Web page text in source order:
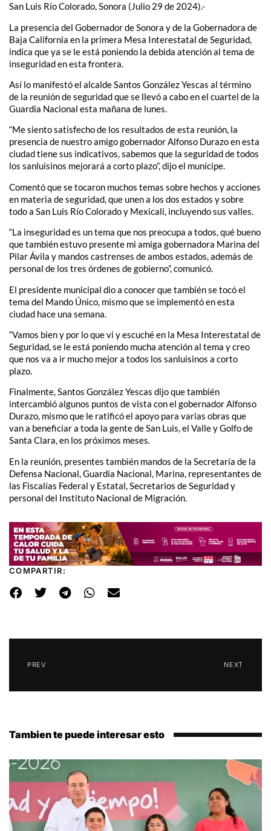
San Luis Río Colorado, Sonora (Julio 29 de 2024).-
La presencia del Gobernador de Sonora y de la Gobernadora de
Baja California en la primera Mesa Interestatal de Seguridad,
indica que ya se le está poniendo la debida atención al tema de
inseguridad en esta frontera.
Así lo manifestó el alcalde Santos González Yescas al término
de la reunión de seguridad que se llevó a cabo en el cuartel de la
Guardia Nacional esta mañana de lunes.
“Me siento satisfecho de los resultados de esta reunión, la
presencia de nuestro amigo gobernador Alfonso Durazo en esta
ciudad tiene sus indicativos, sabemos que la seguridad de todos
los sanluisinos mejorará a corto plazo”, dijo el munícipe.
Comentó que se tocaron muchos temas sobre hechos y acciones
en materia de seguridad, que unen a los dos estados y sobre
todo a San Luis Río Colorado y Mexicali, incluyendo sus valles.
“La inseguridad es un tema que nos preocupa a todos, qué bueno
que también estuvo presente mi amiga gobernadora Marina del
Pilar Ávila y mandos castrenses de ambos estados, además de
personal de los tres órdenes de gobierno”, comunicó.
El presidente municipal dio a conocer que también se tocó el
tema del Mando Único, mismo que se implementó en esta
ciudad hace una semana.
“Vamos bien y por lo que vi y escuché en la Mesa Interestatal de
Seguridad, se le está poniendo mucha atención al tema y creo
que nos va a ir mucho mejor a todos los sanluisinos a corto
plazo.
Finalmente, Santos González Yescas dijo que también
intercambió algunos puntos de vista con el gobernador Alfonso
Durazo, mismo que le ratificó el apoyo para varias obras que
van a beneficiar a toda la gente de San Luis, el Valle y Golfo de
Santa Clara, en los próximos meses.
En la reunión, presentes también mandos de la Secretaría de la
Defensa Nacional, Guardia Nacional, Marina, representantes de
las Fiscalías Federal y Estatal, Secretarios de Seguridad y
personal del Instituto Nacional de Migración.
COMPARTIR:
PREV NEXT
Tambien te puede interesar esto